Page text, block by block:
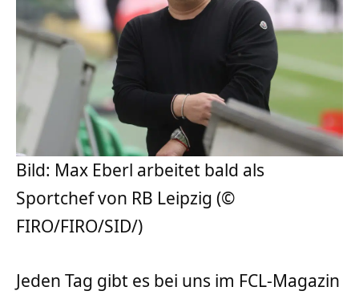
Bild: Max Eberl arbeitet bald als
Sportchef von RB Leipzig (©
FIRO/FIRO/SID/)
Jeden Tag gibt es bei uns im FCL-Magazin